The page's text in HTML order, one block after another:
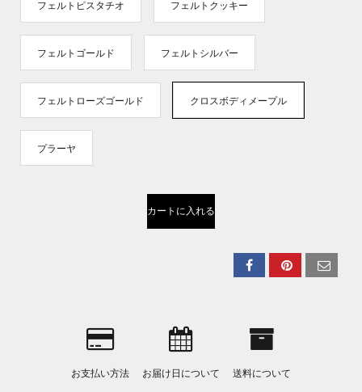
フェルトピスタチオ フェルトクッキー
フェルトゴールド フェルトシルバー
フェルトローズゴールド クロスボディメープル
プラーヤ
カートに入れる
お支払い方法 お届け日について 送料について